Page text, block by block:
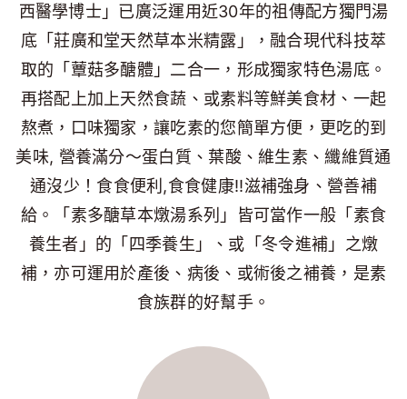
西醫學博士」已廣泛運用近30年的祖傳配方獨門湯
底「莊廣和堂天然草本米精露」，融合現代科技萃
取的「蕈菇多醣體」二合一，形成獨家特色湯底。
再搭配上加上天然食蔬、或素料等鮮美食材、一起
熬煮，口味獨家，讓吃素的您簡單方便，更吃的到
美味, 營養滿分～蛋白質、葉酸、維生素、纖維質通
通沒少！食食便利,食食健康!!滋補強身、營善補
給。「素多醣草本燉湯系列」皆可當作一般「素食
養生者」的「四季養生」、或「冬令進補」之燉
補，亦可運用於產後、病後、或術後之補養，是素
食族群的好幫手。